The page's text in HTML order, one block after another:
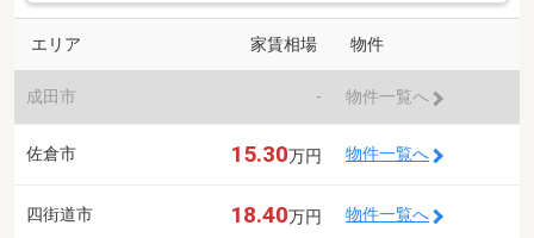
エリア 家賃相場 物件
成田市 - 物件一覧へ
佐倉市 15.30万円 物件一覧へ
四街道市 18.40万円 物件一覧へ